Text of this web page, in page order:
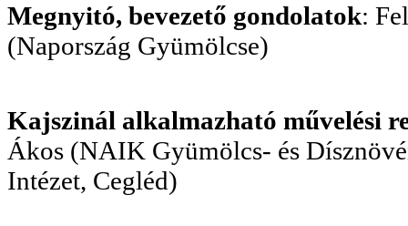
Megnyitó, bevezető gondolatok:
(Napország Gyümölcse)
Kajszinál alkalmazható művelési
Ákos (NAIK Gyümölcs- és
Intézet, Cegléd)